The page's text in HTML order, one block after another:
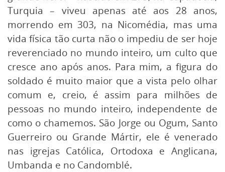
Turquia – viveu apenas até aos 28 anos,
morrendo em 303, na Nicomédia, mas uma
vida física tão curta não o impediu de ser hoje
reverenciado no mundo inteiro, um culto que
cresce ano após anos. Para mim, a figura do
soldado é muito maior que a vista pelo olhar
comum e, creio, é assim para milhões de
pessoas no mundo inteiro, independente de
como o chamemos. São Jorge ou Ogum, Santo
Guerreiro ou Grande Mártir, ele é venerado
nas igrejas Católica, Ortodoxa e Anglicana,
Umbanda e no Candomblé.